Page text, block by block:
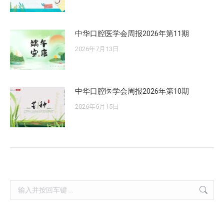
中华口腔医学会周报2026年第11期
2026年7月13日
中华口腔医学会周报2026年第10期
2026年6月15日
Search: